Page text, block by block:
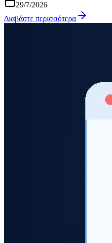
29/7/2026
Διαβάστε περισσότερα